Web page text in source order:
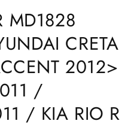
MD1828
CRETA
2012>
/
/ KIA RIO R